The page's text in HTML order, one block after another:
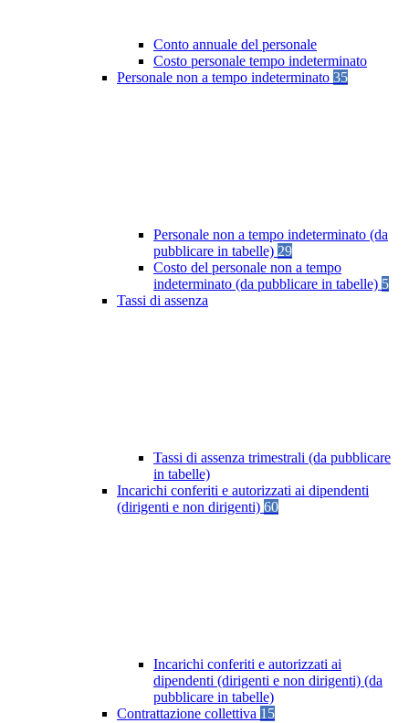
Conto annuale del personale
Costo personale tempo indeterminato
Personale non a tempo indeterminato 35
Personale non a tempo indeterminato (da
pubblicare in tabelle) 29
Costo del personale non a tempo
indeterminato (da pubblicare in tabelle) 5
Tassi di assenza
Tassi di assenza trimestrali (da pubblicare
in tabelle)
Incarichi conferiti e autorizzati ai dipendenti
(dirigenti e non dirigenti) 60
Incarichi conferiti e autorizzati ai
dipendenti (dirigenti e non dirigenti) (da
pubblicare in tabelle)
Contrattazione collettiva 15